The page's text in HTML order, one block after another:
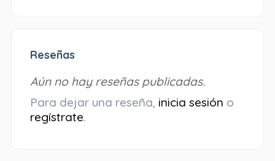
Reseñas
Aún no hay reseñas publicadas.
Para dejar una reseña, inicia sesión o
regístrate.